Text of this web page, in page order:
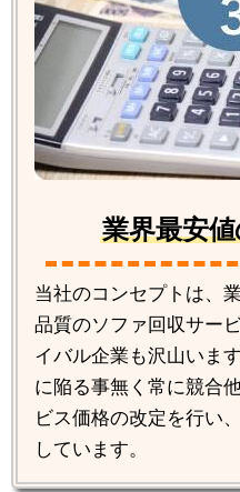
業界最安
当社のコンセプトは、
品質のソファ回収サー
イバル企業も沢山いま
に陥る事無く常に競合
ビス価格の改定を行い
しています。